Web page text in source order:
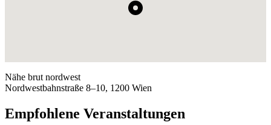
Nähe brut nordwest
Nordwestbahnstraße 8–10, 1200 Wien
Empfohlene Veranstaltungen